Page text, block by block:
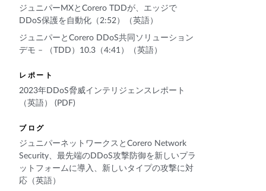
ジュニパーMXとCorero TDDが、エッジで
DDoS保護を自動化（2:52）（英語）
ジュニパーとCorero DDoS共同ソリューション
デモ – （TDD）10.3（4:41）（英語）
レポート
2023年DDoS脅威インテリジェンスレポート
（英語） (PDF)
ブログ
ジュニパーネットワークスとCorero Network
Security、最先端のDDoS攻撃防御を新しいプラ
ットフォームに導入、新しいタイプの攻撃に対
応（英語）